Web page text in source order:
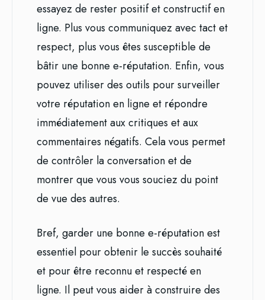
essayez de rester positif et constructif en
ligne. Plus vous communiquez avec tact et
respect, plus vous êtes susceptible de
bâtir une bonne e-réputation. Enfin, vous
pouvez utiliser des outils pour surveiller
votre réputation en ligne et répondre
immédiatement aux critiques et aux
commentaires négatifs. Cela vous permet
de contrôler la conversation et de
montrer que vous vous souciez du point
de vue des autres.
Bref, garder une bonne e-réputation est
essentiel pour obtenir le succès souhaité
et pour être reconnu et respecté en
ligne. Il peut vous aider à construire des